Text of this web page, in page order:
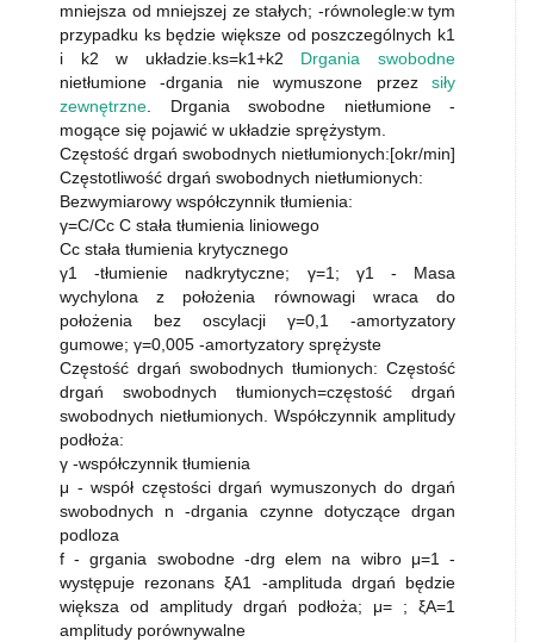
mniejsza od mniejszej ze stałych; -równolegle:w tym
przypadku ks będzie większe od poszczególnych k1
i k2 w układzie.ks=k1+k2 Drgania swobodne
nietłumione -drgania nie wymuszone przez siły
zewnętrzne . Drgania swobodne nietłumione -
mogące się pojawić w układzie sprężystym.
Częstość drgań swobodnych nietłumionych:[okr/min]
Częstotliwość drgań swobodnych nietłumionych:
Bezwymiarowy współczynnik tłumienia:
γ=C/Cc C stała tłumienia liniowego
Cc stała tłumienia krytycznego
γ1 -tłumienie nadkrytyczne; γ=1; γ1 - Masa
wychylona z położenia równowagi wraca do
położenia bez oscylacji γ=0,1 -amortyzatory
gumowe; γ=0,005 -amortyzatory sprężyste
Częstość drgań swobodnych tłumionych: Częstość
drgań swobodnych tłumionych=częstość drgań
swobodnych nietłumionych. Współczynnik amplitudy
podłoża:
γ -współczynnik tłumienia
μ - współ częstości drgań wymuszonych do drgań
swobodnych n -drgania czynne dotyczące drgan
podloza
f - grgania swobodne -drg elem na wibro μ=1 -
występuje rezonans ξA1 -amplituda drgań będzie
większa od amplitudy drgań podłoża; μ= ; ξA=1
amplitudy porównywalne